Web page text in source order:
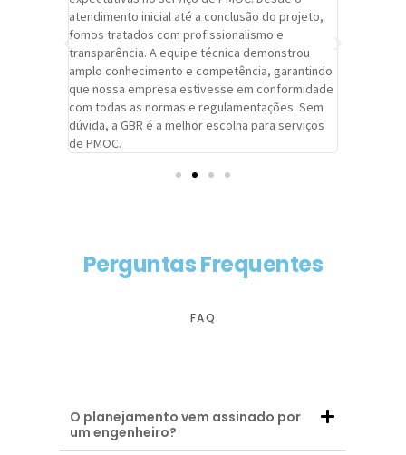
atendimento inicial até a conclusão do projeto,
fomos tratados com profissionalismo e
transparência. A equipe técnica demonstrou
amplo conhecimento e competência, garantindo
que nossa empresa estivesse em conformidade
com todas as normas e regulamentações. Sem
dúvida, a GBR é a melhor escolha para serviços
de PMOC.
Perguntas Frequentes
FAQ
O planejamento vem assinado por
um engenheiro?